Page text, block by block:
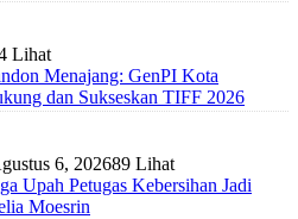
Lihat
Menajang: ​GenPI Kota
dan Sukseskan TIFF 2026
6, 202689 Lihat
Upah Petugas Kebersihan Jadi
Moesrin